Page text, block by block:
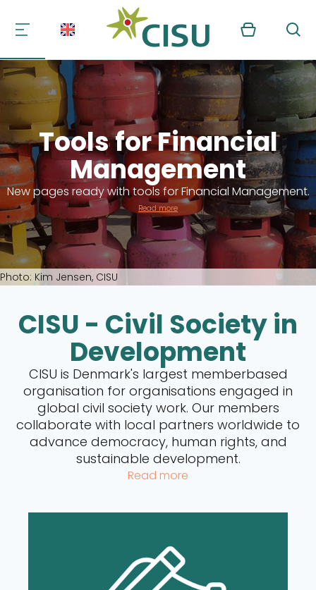
Kurv Søg
Tools for Financial
Management
New pages ready with tools for Financial Management.
Read more
Photo: Kim Jensen, CISU
CISU - Civil Society in
Development
CISU is Denmark's largest memberbased
organisation for organisations engaged in
global civil society work. Our members
collaborate with local partners worldwide to
advance democracy, human rights, and
sustainable development.
Read more